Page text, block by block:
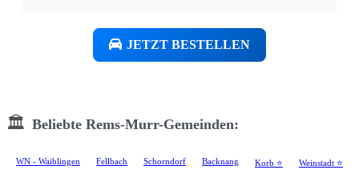
JETZT BESTELLEN
🏛️ Beliebte Rems-Murr-Gemeinden:
WN - Waiblingen Fellbach Schorndorf Backnang Korb ⭐ Weinstadt ⭐